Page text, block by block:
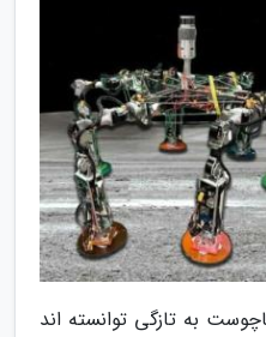
به تازگی توانسته اند